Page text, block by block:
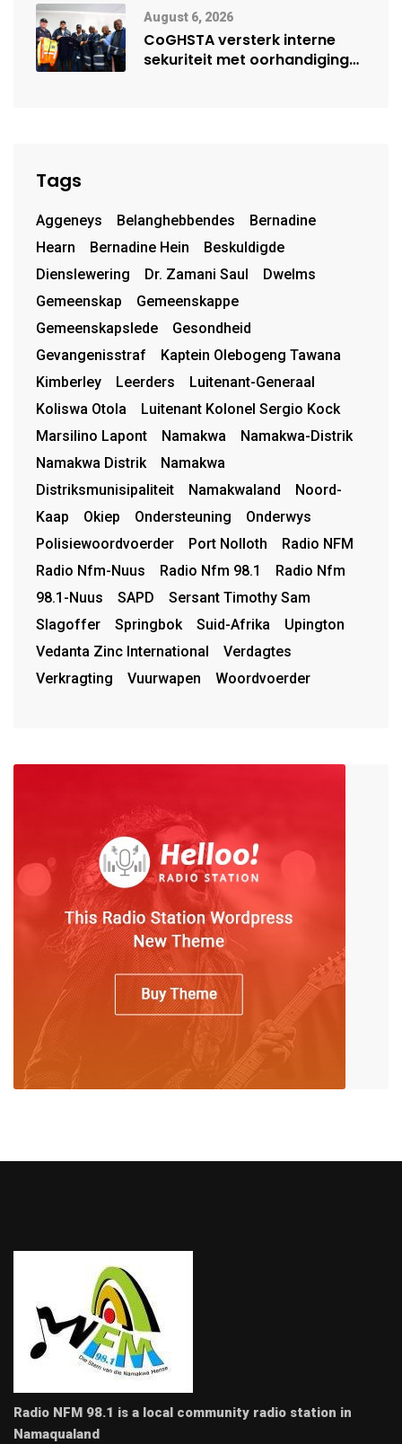
August 6, 2026
CoGHSTA versterk interne
sekuriteit met oorhandiging
Tags
Aggeneys Belanghebbendes
Bernadine
Hearn
Bernadine Hein
Beskuldigde
Dienslewering
Dr. Zamani Saul
Dwelms
Gemeenskap
Gemeenskappe
Gemeenskapslede
Gesondheid
Gevangenisstraf
Kaptein Olebogeng Tawana
Kimberley
Leerders
Luitenant-Generaal
Koliswa Otola
Luitenant Kolonel Sergio Kock
Marsilino Lapont
Namakwa
Namakwa-Distrik
Namakwa Distrik
Namakwa
Distriksmunisipaliteit
Namakwaland
Noord-
Kaap
Okiep Ondersteuning
Onderwys
Polisiewoordvoerder
Port Nolloth
Radio NFM
Radio Nfm-Nuus
Radio Nfm 98.1
Radio Nfm
98.1-Nuus
SAPD
Sersant Timothy Sam
Slagoffer
Springbok Suid-Afrika
Upington
Vedanta Zinc International
Verdagtes
Verkragting
Vuurwapen Woordvoerder
Radio NFM 98.1 is a local community radio station in
Namaqualand